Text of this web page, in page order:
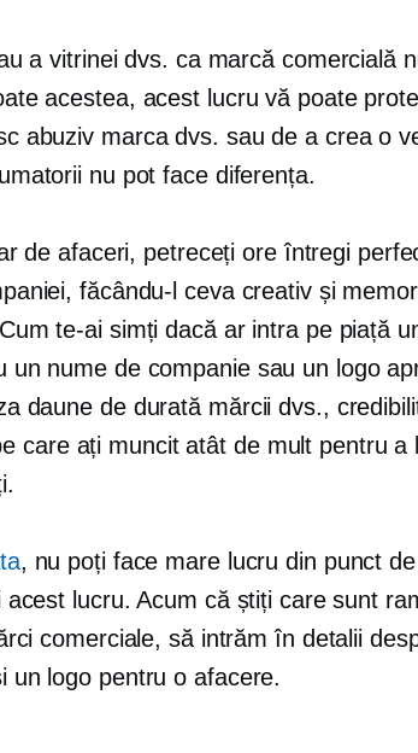
a vitrinei dvs. ca marcă comercială
acestea, acest lucru vă poate
abuziv marca dvs. sau de a crea o
nu pot face diferența.
de afaceri, petreceți ore întregi
făcându-l ceva creativ și
te-ai simți dacă ar intra pe piață
un nume de companie sau un logo
daune de durată mărcii dvs.,
care ați muncit atât de mult pentru a
, nu poți face mare lucru din punct
acest lucru. Acum că știți care sunt
comerciale, să intrăm în detalii
un logo pentru o afacere.